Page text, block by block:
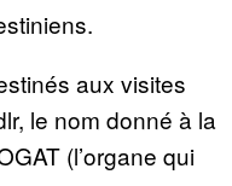
aux visites
le nom donné à la
(l’organe qui